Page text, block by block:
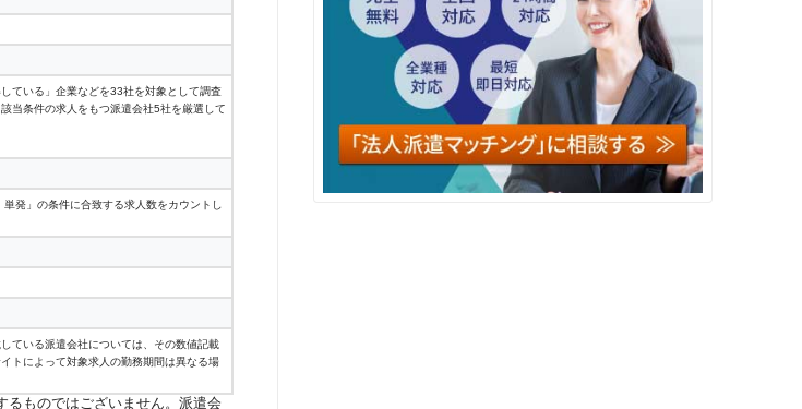
148件
88件
58件
37件
27件
ている」企業などを33社を対象として調査
当条件の求人をもつ派遣会社5社を厳選して
発」の条件に合致する求人数をカウントし
ている派遣会社については、その数値記載
トによって対象求人の勤務期間は異なる場
ものではございません。派遣会